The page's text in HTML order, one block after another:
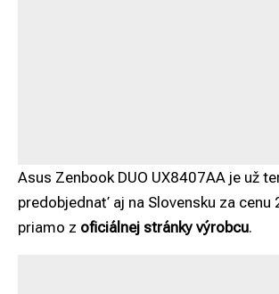
Asus Zenbook DUO UX8407AA je už
predobjednať aj na Slovensku za cenu
priamo z oficiálnej stránky výrobcu.